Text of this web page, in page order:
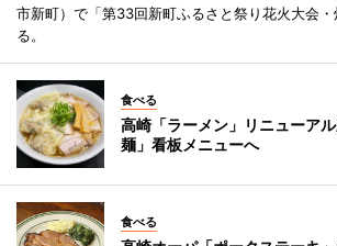
市新町）で「第33回新町ふるさと祭り花火大会
る。
食べる
高崎「ラーメン」リニューア
麺」看板メニューへ
食べる